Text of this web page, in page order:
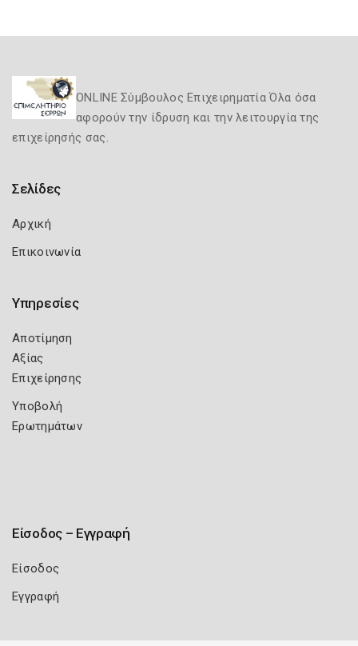
ONLINE Σύμβουλος Επιχειρηματία Όλα όσα
αφορούν την ίδρυση και την λειτουργία της
επιχείρησής σας.
Σελίδες
Αρχική
Επικοινωνία
Υπηρεσίες
Αποτίμηση
Αξίας
Επιχείρησης
Υποβολή
Ερωτημάτων
Είσοδος – Εγγραφή
Είσοδος
Εγγραφή